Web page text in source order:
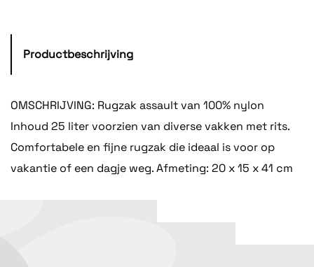
Productbeschrijving
OMSCHRIJVING: Rugzak assault van 100% nylon
Inhoud 25 liter voorzien van diverse vakken met rits.
Comfortabele en fijne rugzak die ideaal is voor op
vakantie of een dagje weg. Afmeting: 20 x 15 x 41 cm